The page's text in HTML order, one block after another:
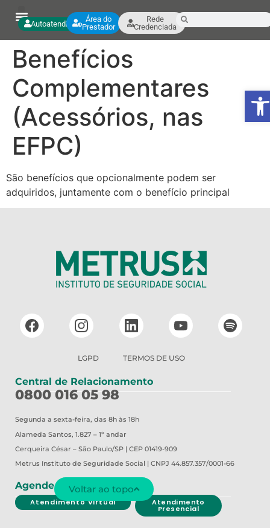
AutoatendimentoÁrea do
Prestador
Rede
Credenciada
Benefícios
Complementares
(Acessórios, nas
EFPC)
São benefícios que opcionalmente podem ser
adquiridos, juntamente com o benefício principal
LGPD TERMOS DE USO
Central de Relacionamento
0800 016 05 98
Segunda a sexta-feira, das 8h às 18h
Alameda Santos, 1.827 – 1º andar
Cerqueira César – São Paulo/SP | CEP 01419-909
Metrus Instituto de Seguridade Social | CNPJ 44.857.357/0001-66
Agende seu Atendimento
Atendimento Virtual Atendimento
Presencial
Voltar ao topo